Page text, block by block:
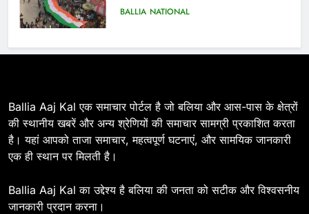
BALLIA NATIONAL
7
BALLIA NATIONAL
8
के साथ रेलवे स्टेशन व शहर में किया पैदल
BALLIA NATIONAL
Ballia Aaj Kal एक समाचार पोर्टल है जो बलिया और आस-पास के क्षेत्रों
की स्थानीय खबरें और अन्य श्रेणियों की समाचार सामग्री प्रकाशित करता
है। यहां आपको ताजा समाचार, महत्वपूर्ण घटनाएं, और सामयिक जानकारी
एक ही स्थान पर मिलती है।
Ballia Aaj Kal का उद्देश्य है बलिया की जनता को सटीक और विश्वसनीय
जानकारी प्रदान करना।